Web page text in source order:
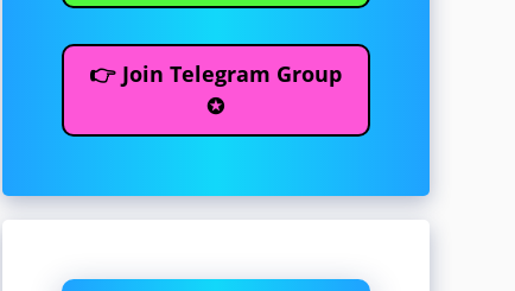
👉 Join Telegram Group
✪